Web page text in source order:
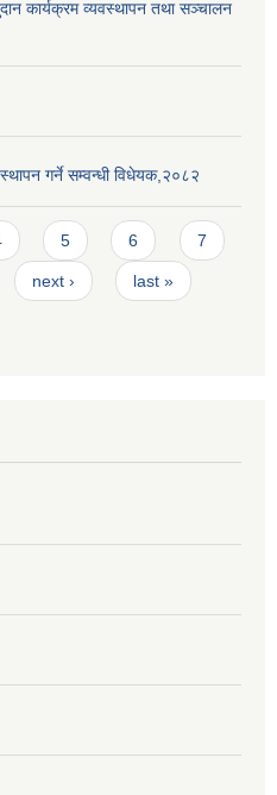
कार्यक्रम व्यवस्थापन तथा सञ्चालन
गर्ने सम्वन्धी विधेयक,२०८२
5 6 7
next › last »